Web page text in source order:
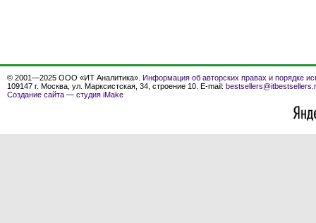
© 2001—2025 ООО «ИТ Аналитика». Информация об авторских правах и порядке
109147 г. Москва, ул. Марксистская, 34, строение 10. E-mail:
Создание сайта — студия iMake